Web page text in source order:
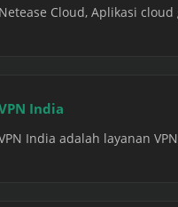
Netease Cloud, Aplikasi
India
India adalah layanan